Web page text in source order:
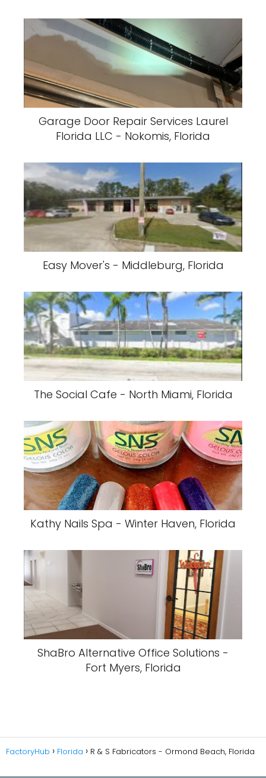
Garage Door Repair Services Laurel
Florida LLC - Nokomis, Florida
Easy Mover's - Middleburg, Florida
The Social Cafe - North Miami, Florida
Kathy Nails Spa - Winter Haven, Florida
ShaBro Alternative Office Solutions -
Fort Myers, Florida
FactoryHub Florida R & S Fabricators - Ormond Beach, Florida